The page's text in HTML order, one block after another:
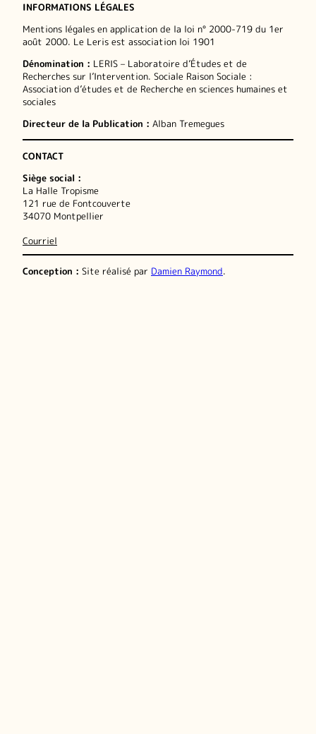
INFORMATIONS LÉGALES
Mentions légales en application de la loi n° 2000-719 du 1er
août 2000. Le Leris est association loi 1901
Dénomination : LERIS – Laboratoire d’Études et de
Recherches sur l’Intervention. Sociale Raison Sociale :
Association d’études et de Recherche en sciences humaines et
sociales
Directeur de la Publication : Alban Tremegues
CONTACT
Siège social :
La Halle Tropisme
121 rue de Fontcouverte
34070 Montpellier
Courriel
Conception : Site réalisé par Damien Raymond.